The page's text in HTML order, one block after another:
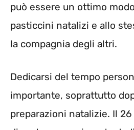
può essere un ottimo
pasticcini natalizi e allo
la compagnia degli altri.
Dedicarsi del tempo
importante, soprattutto
preparazioni natalizie. Il